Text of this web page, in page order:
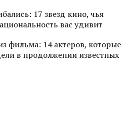
17 звезд кино, чья
вас удивит
фильма: 14 актеров, которые
в продолжении известных